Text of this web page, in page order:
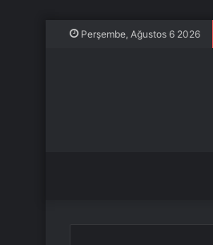
Perşembe, Ağustos 6 2026